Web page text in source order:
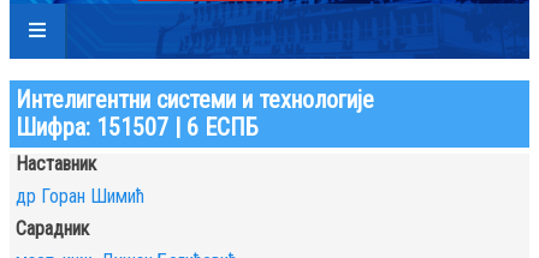
Интелигентни системи и технологије
Шифра: 151507 | 6 ЕСПБ
Наставник
др Горан Шимић
Сарадник